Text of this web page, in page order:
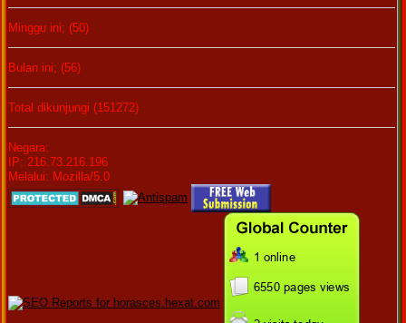
Minggu ini; (50)
Bulan ini; (56)
Total dikunjungi (151272)
Negara:
IP: 216.73.216.196
Melalui: Mozilla/5.0